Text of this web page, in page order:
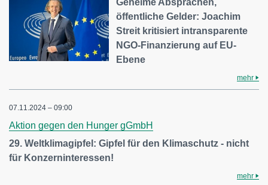
Geheime Absprachen,
öffentliche Gelder: Joachim
Streit kritisiert intransparente
NGO-Finanzierung auf EU-
Ebene
mehr
07.11.2024 – 09:00
Aktion gegen den Hunger gGmbH
29. Weltklimagipfel: Gipfel für den Klimaschutz - nicht
für Konzerninteressen!
mehr